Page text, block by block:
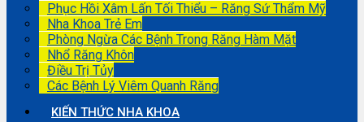
Phục Hồi Xâm Lấn Tối Thiểu – Răng Sứ Thẩm Mỹ
Nha Khoa Trẻ Em
Phòng Ngừa Các Bệnh Trong Răng Hàm Mặt
Nhổ Răng Khôn
Điều Trị Tủy
Các Bệnh Lý Viêm Quanh Răng
KIẾN THỨC NHA KHOA